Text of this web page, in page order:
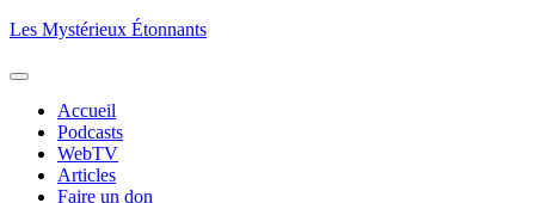
Aller
contenu
Les Mystérieux Étonnants
Accueil
Podcasts
WebTV
Articles
Faire un don